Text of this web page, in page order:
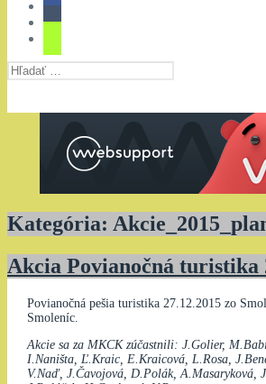
Hľadať:
Kategória:
Akcia Povianočná turistika
Povianočná pešia turistika 27.12.2015 zo
Smoleníc.
Akcie sa za MKCK zúčastnili: J.Golier,
I.Naništa, Ľ.Kraic, E.Kraicová, L.Rosa,
V.Naď, J.Čavojová, D.Polák, A.Masaryková,